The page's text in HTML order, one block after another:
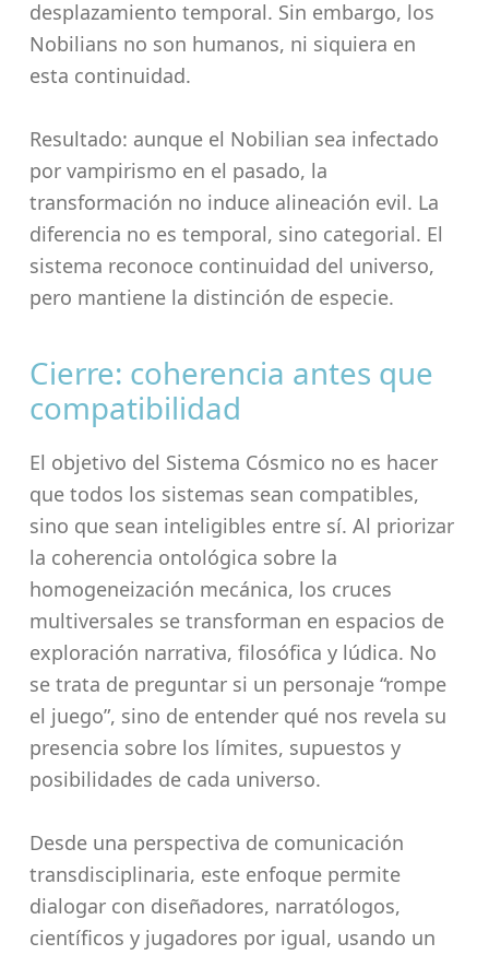
desplazamiento temporal. Sin embargo, los
Nobilians no son humanos, ni siquiera en
esta continuidad.
Resultado: aunque el Nobilian sea infectado
por vampirismo en el pasado, la
transformación no induce alineación evil. La
diferencia no es temporal, sino categorial. El
sistema reconoce continuidad del universo,
pero mantiene la distinción de especie.
Cierre: coherencia antes que
compatibilidad
El objetivo del Sistema Cósmico no es hacer
que todos los sistemas sean compatibles,
sino que sean inteligibles entre sí. Al priorizar
la coherencia ontológica sobre la
homogeneización mecánica, los cruces
multiversales se transforman en espacios de
exploración narrativa, filosófica y lúdica. No
se trata de preguntar si un personaje “rompe
el juego”, sino de entender qué nos revela su
presencia sobre los límites, supuestos y
posibilidades de cada universo.
Desde una perspectiva de comunicación
transdisciplinaria, este enfoque permite
dialogar con diseñadores, narratólogos,
científicos y jugadores por igual, usando un